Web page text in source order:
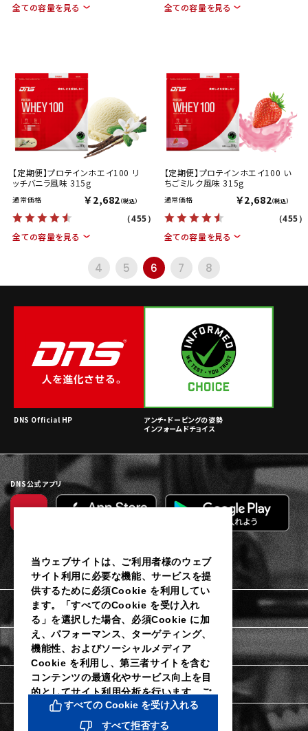
全ての容量を見る
全ての容量を見る
【定期便】プロテインホエイ100 リ
ッチバニラ風味 315g
通常価格 ￥2,682（税込）
（455）
全ての容量を見る
【定期便】プロテインホエイ100 い
ちごミルク風味 315g
通常価格 ￥2,682（税込）
（455）
全ての容量を見る
4 5 6 7 8
DNS Official HP
アンチ・ドーピングの姿勢
インフォームドチョイス
DNS公式アプリ
利用規約
個人情報保護に関するご通知
Cookieポリシー
Cookie詳細設定
当ウェブサイトは、ご利用者様のウェブ
サイト利用に必要な機能、サービスを提
供するために必須Cookie を利用してい
ます。「すべてのCookie を受け入れ
る」を選択した場合、必須Cookie に加
え、パフォーマンス、ターゲティング、
機能性、およびソーシャルメディア
Cookie を利用し、第三者サイトを含む
コンテンツの最適化やサービス向上を目
的としてサイト利用分析を行います。ご
利用者様は当社のCookie 設定ツールに
よりいつでも同意を撤回し、Cookie 設
すべての Cookie を受け入れる
すべて拒否する